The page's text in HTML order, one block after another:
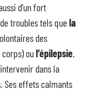
d’un fort
troubles tels quela
des
corps) oul’épilepsie
dans la
Ses effets calmants